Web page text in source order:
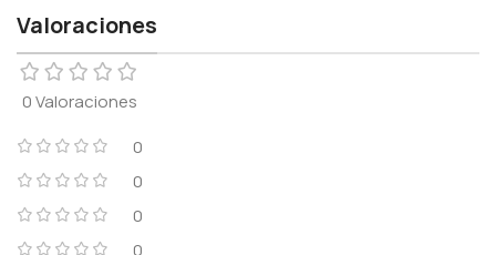
Valoraciones
0 Valoraciones
0
0
0
0